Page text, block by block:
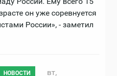
он уже соревнуется
России», - заметил
НОВОСТИ
вт,